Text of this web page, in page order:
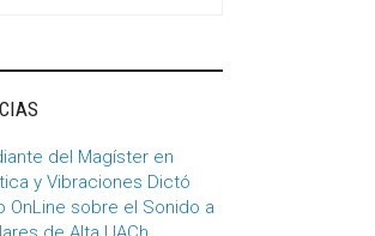
del Magíster en
y Vibraciones Dictó
OnLine sobre el Sonido a